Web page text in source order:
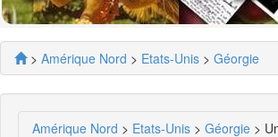
> Amérique Nord > Etats-Unis > Géorgie
Amérique Nord > Etats-Unis > Géorgie >